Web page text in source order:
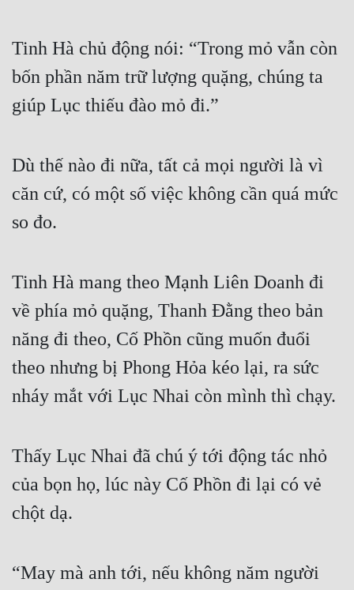
Tinh Hà chủ động nói: “Trong mỏ vẫn còn
bốn phần năm trữ lượng quặng, chúng ta
giúp Lục thiếu đào mỏ đi.”
Dù thế nào đi nữa, tất cả mọi người là vì
căn cứ, có một số việc không cần quá mức
so đo.
Tinh Hà mang theo Mạnh Liên Doanh đi
về phía mỏ quặng, Thanh Đằng theo bản
năng đi theo, Cố Phồn cũng muốn đuổi
theo nhưng bị Phong Hỏa kéo lại, ra sức
nháy mắt với Lục Nhai còn mình thì chạy.
Thấy Lục Nhai đã chú ý tới động tác nhỏ
của bọn họ, lúc này Cố Phồn đi lại có vẻ
chột dạ.
“May mà anh tới, nếu không năm người